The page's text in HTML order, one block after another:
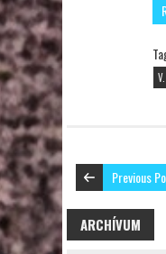
Previous
ARCHÍVUM
ARCHÍVUM